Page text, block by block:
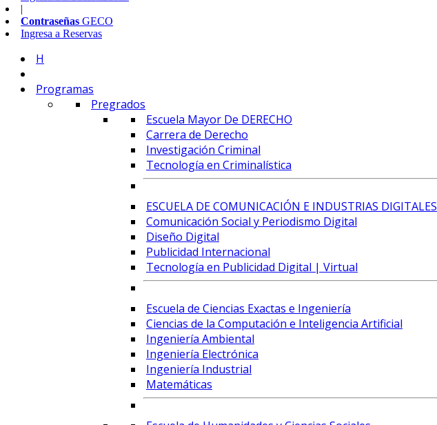
|
Contraseñas GECO
Ingresa a Reservas
H
Programas
Pregrados
Escuela Mayor De DERECHO
Carrera de Derecho
Investigación Criminal
Tecnología en Criminalística
ESCUELA DE COMUNICACIÓN E INDUSTRIAS DIGITALES
Comunicación Social y Periodismo Digital
Diseño Digital
Publicidad Internacional
Tecnología en Publicidad Digital | Virtual
Escuela de Ciencias Exactas e Ingeniería
Ciencias de la Computación e Inteligencia Artificial
Ingeniería Ambiental
Ingeniería Electrónica
Ingeniería Industrial
Matemáticas